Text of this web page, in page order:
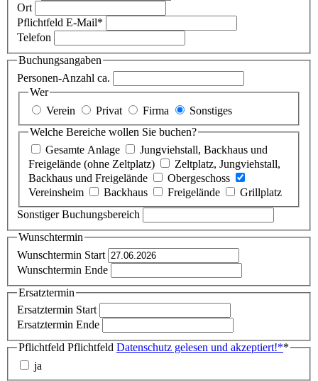
Ort
Pflichtfeld E-Mail*
Telefon
Buchungsangaben
Personen-Anzahl ca.
Wer
Verein
Privat Firma
Sonstiges
Welche Bereiche wollen Sie buchen?
Gesamte Anlage
Jungviehstall, Backhaus und
Freigelände (ohne Zeltplatz)
Zeltplatz, Jungviehstall,
Backhaus und Freigelände
Obergeschoss
Vereinsheim
Backhaus Freigelände
Grillplatz
Sonstiger Buchungsbereich
Wunschtermin
Wunschtermin Start
Wunschtermin Ende
Ersatztermin
Ersatztermin Start
Ersatztermin Ende
Pflichtfeld Pflichtfeld Datenschutz gelesen und akzeptiert!**
ja